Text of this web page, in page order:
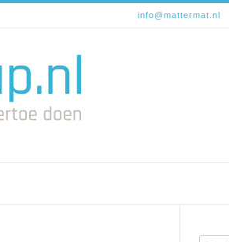
info@mattermat.nl